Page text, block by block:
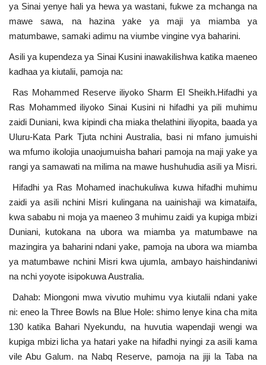
Maonyesho
Wadhamini
Language
English Swahili español
ya Sinai yenye hali ya hewa ya wastani, fukwe za mchanga na
mawe sawa, na hazina yake ya maji ya miamba ya
matumbawe, samaki adimu na viumbe vingine vya baharini.
Asili ya kupendeza ya Sinai Kusini inawakilishwa katika maeneo
kadhaa ya kiutalii, pamoja na:
Ras Mohammed Reserve iliyoko Sharm El Sheikh.Hifadhi ya
Ras Mohammed iliyoko Sinai Kusini ni hifadhi ya pili muhimu
zaidi Duniani, kwa kipindi cha miaka thelathini iliyopita, baada ya
Uluru-Kata Park Tjuta nchini Australia, basi ni mfano jumuishi
wa mfumo ikolojia unaojumuisha bahari pamoja na maji yake ya
rangi ya samawati na milima na mawe hushuhudia asili ya Misri.
Hifadhi ya Ras Mohamed inachukuliwa kuwa hifadhi muhimu
zaidi ya asili nchini Misri kulingana na uainishaji wa kimataifa,
kwa sababu ni moja ya maeneo 3 muhimu zaidi ya kupiga mbizi
Duniani, kutokana na ubora wa miamba ya matumbawe na
mazingira ya baharini ndani yake, pamoja na ubora wa miamba
ya matumbawe nchini Misri kwa ujumla, ambayo haishindaniwi
na nchi yoyote isipokuwa Australia.
Dahab: Miongoni mwa vivutio muhimu vya kiutalii ndani yake
ni: eneo la Three Bowls na Blue Hole: shimo lenye kina cha mita
130 katika Bahari Nyekundu, na huvutia wapendaji wengi wa
kupiga mbizi licha ya hatari yake na hifadhi nyingi za asili kama
vile Abu Galum. na Nabq Reserve, pamoja na jiji la Taba na